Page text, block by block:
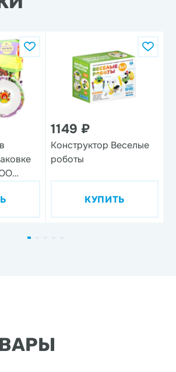
1149 ₽
Конструктор Веселые
роботы
КУПИТЬ